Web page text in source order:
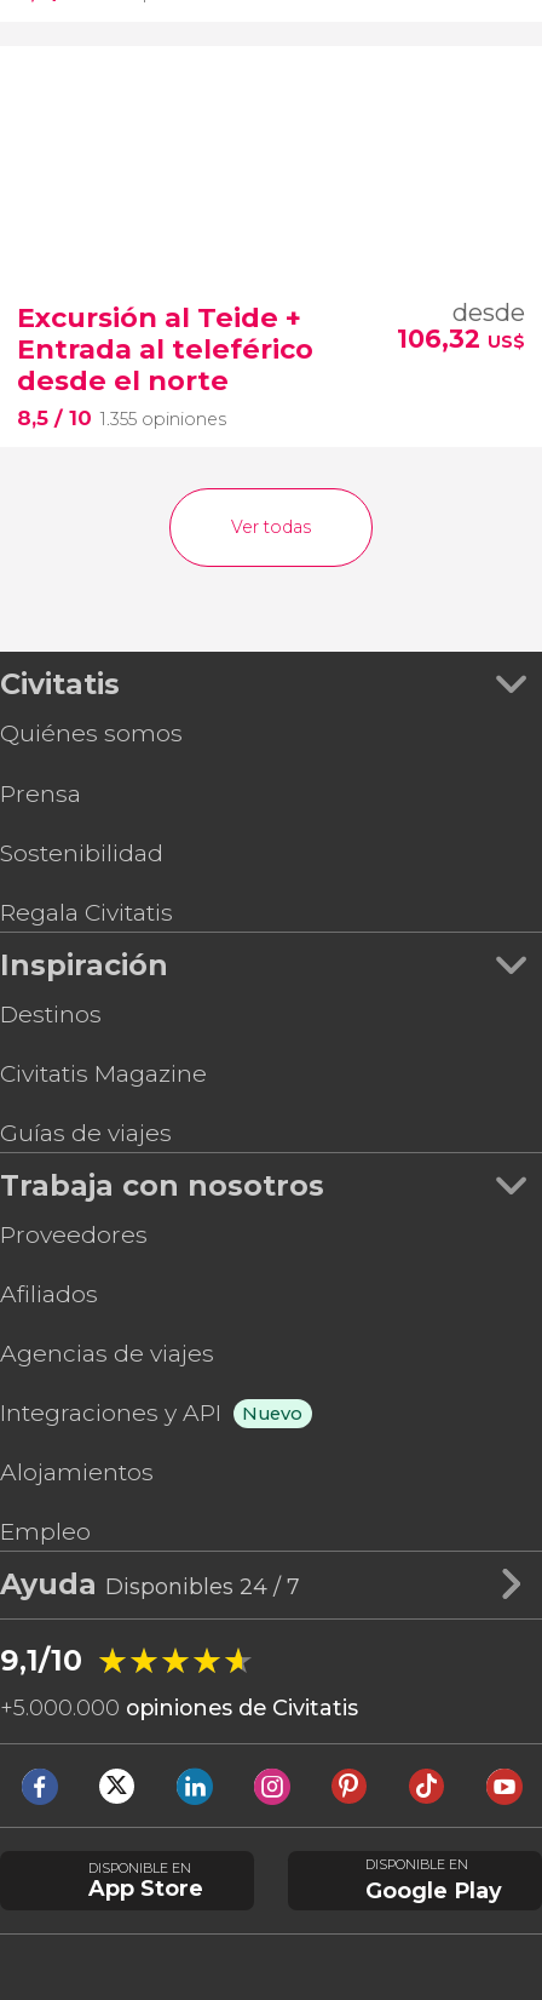
Excursión al Teide +
Entrada al teleférico
desde el norte
8,5 / 10 1.355 opiniones
desde
106,32 US$
Ver todas
Civitatis
Quiénes somos
Prensa
Sostenibilidad
Regala Civitatis
Inspiración
Destinos
Civitatis Magazine
Guías de viajes
Trabaja con nosotros
Proveedores
Afiliados
Agencias de viajes
Integraciones y API Nuevo
Alojamientos
Empleo
Ayuda Disponibles 24 / 7
9,1/10 ★★★★★
★★★★★
+5.000.000 opiniones de Civitatis
DISPONIBLE EN
App Store
DISPONIBLE EN
Google Play